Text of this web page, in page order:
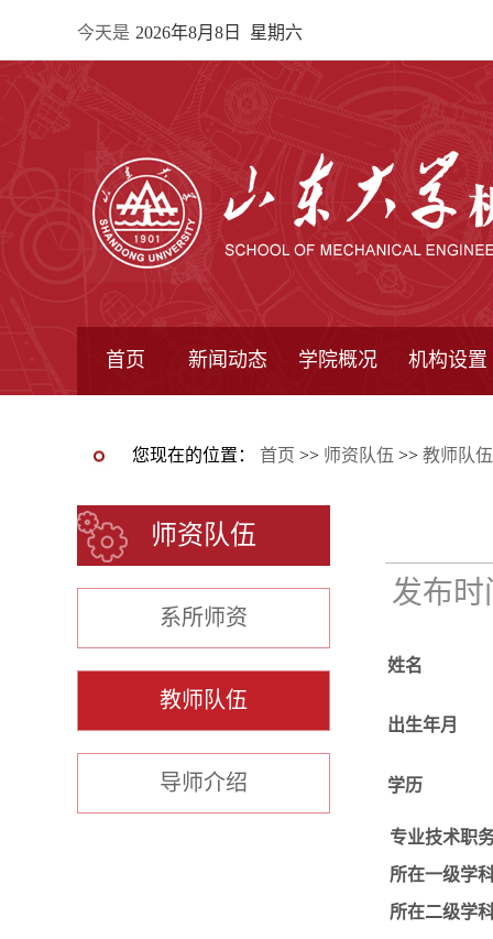
今天是 2026年8月8日 星期六
首页 新闻动态 学院概况 机构设置
您现在的位置： 首页 >> 师资队伍 >> 教师队伍
师资队伍
系所师资
教师队伍
导师介绍
发布
姓名
出生年月
学历
专业技术职
所在一级学
所在二级学